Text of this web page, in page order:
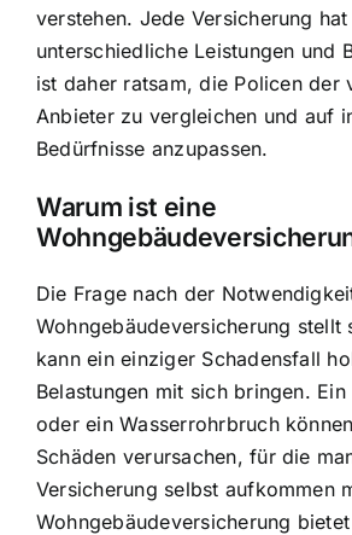
verstehen. Jede Versicherung hat
unterschiedliche Leistungen und
ist daher ratsam, die Policen der
Anbieter zu vergleichen und auf
Bedürfnisse anzupassen.
Warum ist eine
Die Frage nach der
Wohngebäudeversicherung
kann ein einziger Schadensfall
Belastungen mit sich bringen. Ein
oder ein Wasserrohrbruch
Schäden verursachen, für die
Versicherung selbst aufkommen
Wohngebäudeversicherung